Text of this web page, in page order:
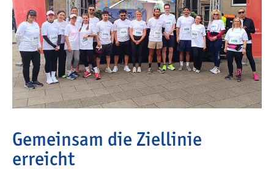
Gemeinsam die Ziellinie
erreicht